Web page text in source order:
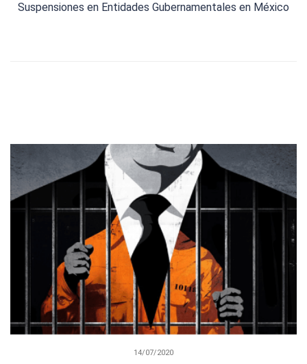
Suspensiones en Entidades Gubernamentales en México
14/07/2020